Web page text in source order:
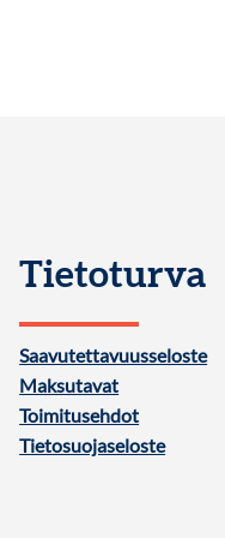
Tietoturva
Saavutettavuusseloste
Maksutavat
Toimitusehdot
Tietosuojaseloste